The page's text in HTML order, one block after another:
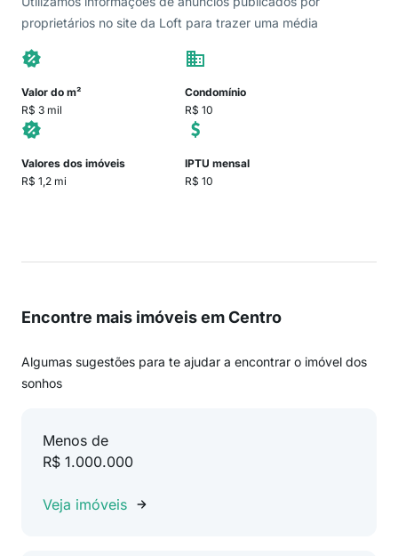
proprietários no site da Loft para trazer uma média
Valor do m²
R$ 3 mil
Condomínio
R$ 10
Valores dos imóveis
R$ 1,2 mi
IPTU mensal
R$ 10
Encontre mais imóveis em Centro
Algumas sugestões para te ajudar a encontrar o imóvel dos
sonhos
Menos de
R$ 1.000.000
Veja imóveis